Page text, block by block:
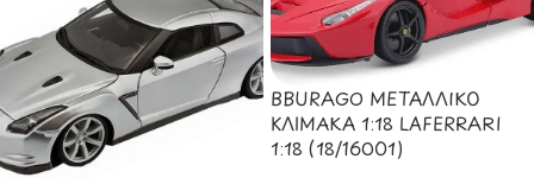
BBURAGO ΜΕΤΑΛΛΙΚΟ
ΚΛΙΜΑΚΑ 1:18 LAFERRARI
1:18 (18/16001)